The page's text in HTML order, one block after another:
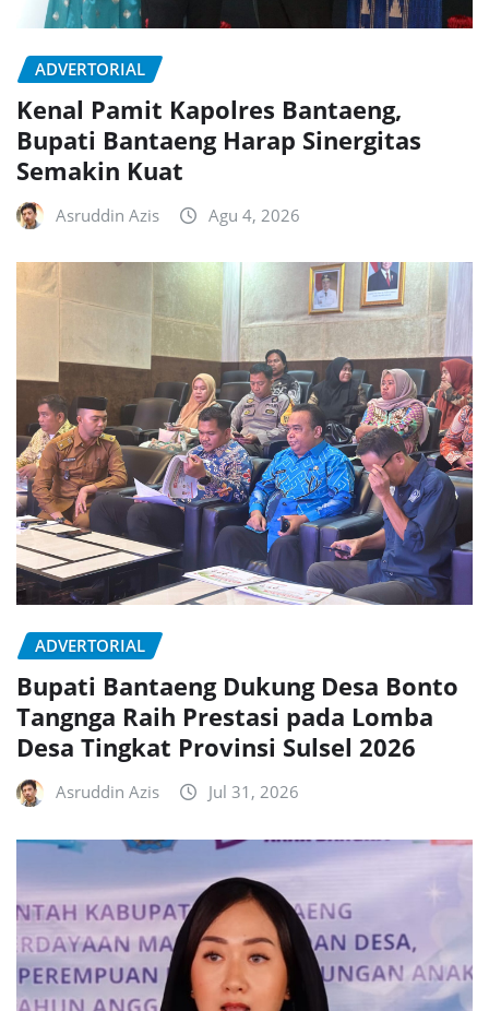
ADVERTORIAL
Kenal Pamit Kapolres Bantaeng,
Bupati Bantaeng Harap Sinergitas
Semakin Kuat
Asruddin Azis Agu 4, 2026
ADVERTORIAL
Bupati Bantaeng Dukung Desa Bonto
Tangnga Raih Prestasi pada Lomba
Desa Tingkat Provinsi Sulsel 2026
Asruddin Azis Jul 31, 2026